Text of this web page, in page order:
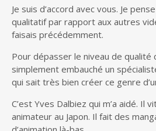
Je suis d’accord avec vous. Je
qualitatif par rapport aux autres
faisais précédemment.
Pour dépasser le niveau de qualité
simplement embauché un
qui sait très bien créer ce genre
C’est Yves Dalbiez qui m’a aidé. Il
animateur au Japon. Il fait des